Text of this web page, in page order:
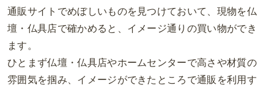
通販サイトでめぼしいものを見つけておいて、現物を仏
壇・仏具店で確かめると、イメージ通りの買い物ができ
ます。
ひとまず仏壇・仏具店やホームセンターで高さや材質の
雰囲気を掴み、 イメージができたところで通販を利用す